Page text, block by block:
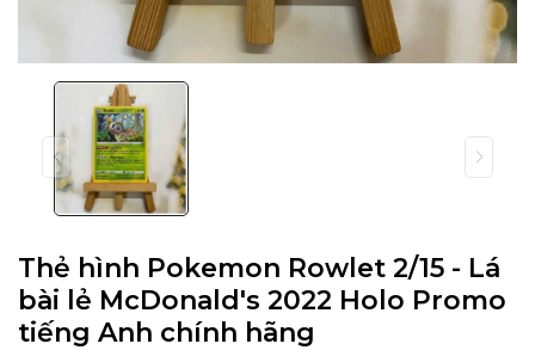
Thẻ hình Pokemon Rowlet 2/15 - Lá
bài lẻ McDonald's 2022 Holo Promo
tiếng Anh chính hãng